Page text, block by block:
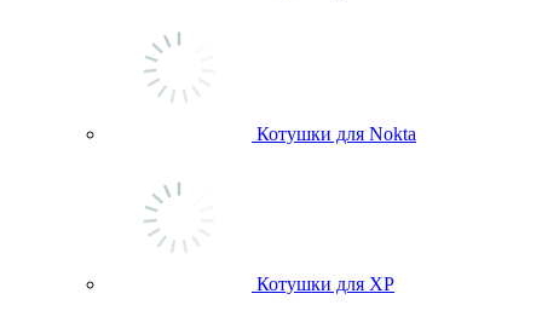
Котушки для Nokta
Котушки для ХР